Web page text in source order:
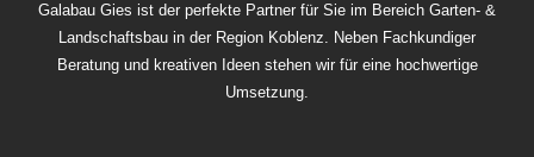
Galabau Gies ist der perfekte Partner für Sie im Bereich Garten- &
Landschaftsbau in der Region Koblenz. Neben Fachkundiger
Beratung und kreativen Ideen stehen wir für eine hochwertige
Umsetzung.